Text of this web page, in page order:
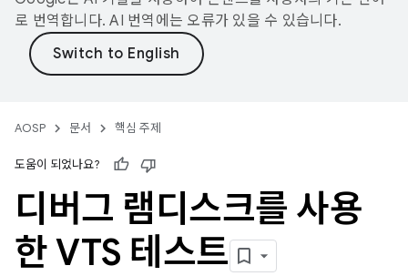
로 번역합니다. AI 번역에는 오류가 있을 수 있습니다.
AOSP 문서 핵심 주제
도움이 되었나요?
디버그 램디스크를 사용
한 VTS 테스트